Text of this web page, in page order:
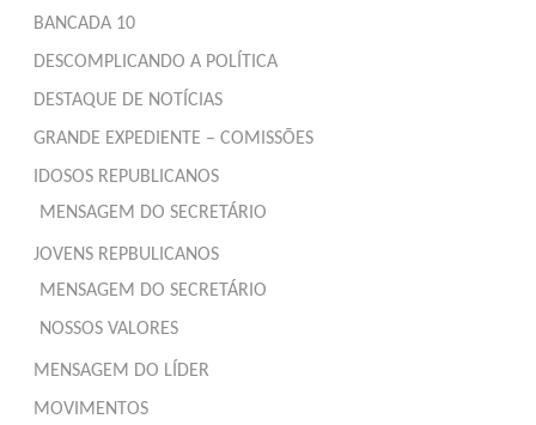
BANCADA 10
DESCOMPLICANDO A POLÍTICA
DESTAQUE DE NOTÍCIAS
GRANDE EXPEDIENTE – COMISSÕES
IDOSOS REPUBLICANOS
MENSAGEM DO SECRETÁRIO
JOVENS REPBULICANOS
MENSAGEM DO SECRETÁRIO
NOSSOS VALORES
MENSAGEM DO LÍDER
MOVIMENTOS